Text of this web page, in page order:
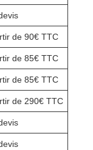
de 90€ TTC
de 85€ TTC
de 85€ TTC
de 290€ TTC